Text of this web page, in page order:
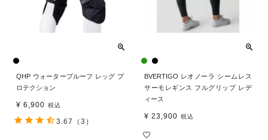
QHP ウォータープルーフ レッグ プ
ロテクション
¥ 6,900 税込
3.67 （3）
BVERTIGO レオノーラ シームレス
サーモレギンス フルグリップ レデ
ィース
¥ 23,900 税込